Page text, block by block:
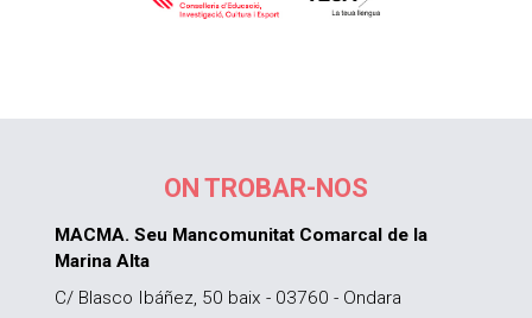
ON TROBAR-NOS
MACMA. Seu Mancomunitat Comarcal de la
Marina Alta
C/ Blasco Ibáñez, 50 baix - 03760 - Ondara